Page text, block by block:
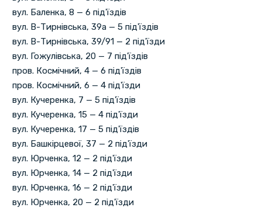
вул. Баленка, 8 — 6 під'їздів
вул. В-Тирнівська, 39а — 5 під'їздів
вул. В-Тирнівська, 39/91 — 2 під'їзди
вул. Гожулівська, 20 — 7 під'їздів
пров. Космічний, 4 — 6 під'їздів
пров. Космічний, 6 — 4 під'їзди
вул. Кучеренка, 7 — 5 під'їздів
вул. Кучеренка, 15 — 4 під'їзди
вул. Кучеренка, 17 — 5 під'їздів
вул. Башкірцевої, 37 — 2 під'їзди
вул. Юрченка, 12 — 2 під'їзди
вул. Юрченка, 14 — 2 під'їзди
вул. Юрченка, 16 — 2 під'їзди
вул. Юрченка, 20 — 2 під'їзди